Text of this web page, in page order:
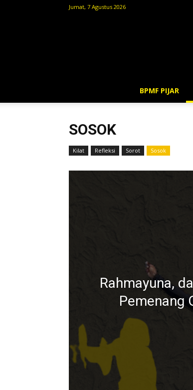
Jumat, 7 Agustus 2026
BPMF PIJAR
SOSOK
Kilat Refleksi Sorot Sosok
Rahmayuna,
Pemenang